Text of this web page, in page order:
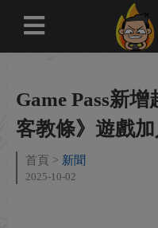
Game Pass新
客教條》遊戲加
首頁 新聞
2025-10-02